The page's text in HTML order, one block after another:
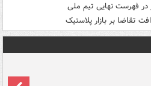
تقاضا بر بازار پلاستیک